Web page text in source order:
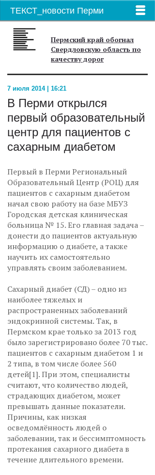
ТЕКСТ_новости Перми
Пермский край обогнал
Свердловскую область по
качеству дорог
7 июля 2014 | 16:21
В Перми открылся
первый образовательный
центр для пациентов с
сахарным диабетом
Первый в Перми Региональный
Образовательный Центр (РОЦ) для
пациентов с сахарным диабетом
начал свою работу на базе МБУЗ
Городская детская клиническая
больница № 15. Его главная задача –
донести до пациентов актуальную
информацию о диабете, а также
научить их самостоятельно
управлять своим заболеванием.
Сахарный диабет (СД) – одно из
наиболее тяжелых и
распространенных заболеваний
эндокринной системы. Так, в
Пермском крае только за 2013 год
было зарегистрировано более 70 тыс.
пациентов с сахарным диабетом 1 и
2 типа, в том числе более 560
детей[1]. При этом, специалисты
считают, что количество людей,
страдающих диабетом, может
превышать данные показатели.
Причины, как низкая
осведомлённость людей о
заболевании, так и бессимптомность
протекания сахарного диабета в
течение длительного времени.